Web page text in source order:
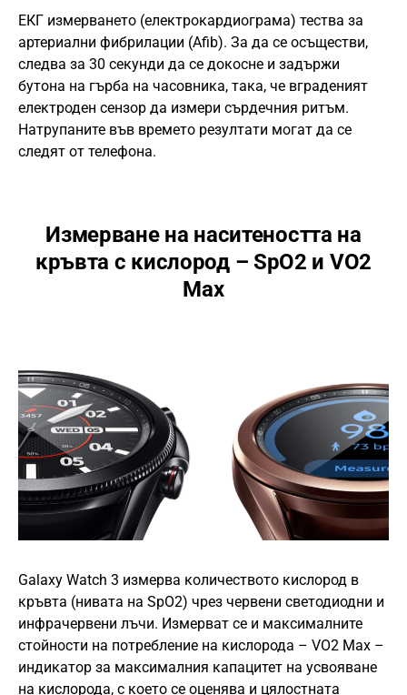
ЕКГ измерването (електрокардиограма) тества за
артериални фибрилации (Afib). За да се осъществи,
следва за 30 секунди да се докосне и задържи
бутона на гърба на часовника, така, че вграденият
електроден сензор да измери сърдечния ритъм.
Натрупаните във времето резултати могат да се
следят от телефона.
Измерване на наситеността на
кръвта с кислород – SpO2 и VO2
Max
Galaxy Watch 3 измерва количеството кислород в
кръвта (нивата на SpO2) чрез червени светодиодни и
инфрачервени лъчи. Измерват се и максималните
стойности на потребление на кислорода – VO2 Max –
индикатор за максималния капацитет на усвояване
на кислорода, с което се оценява и цялостната